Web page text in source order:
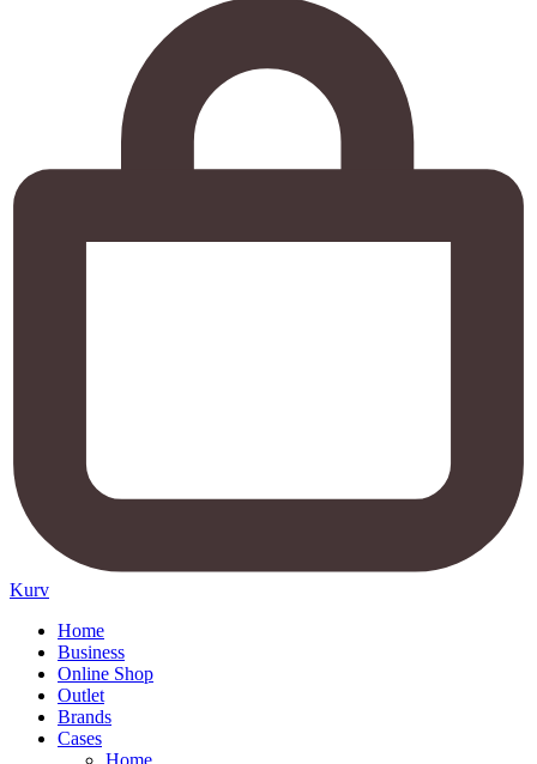
Kurv
Home
Business
Online Shop
Outlet
Brands
Cases